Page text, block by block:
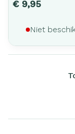
€ 9,95
Niet